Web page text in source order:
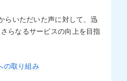
らいただいた声に対して、迅
らなるサービスの向上を目指
の取り組み